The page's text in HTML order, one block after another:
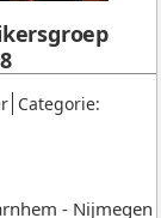
. Categorie:
- Nijmegen